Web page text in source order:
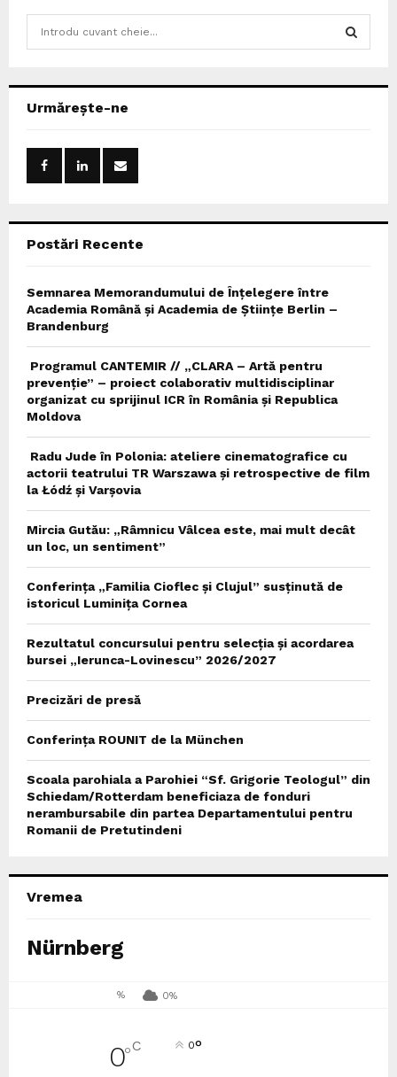
h
Urmărește-ne
Postări Recente
Semnarea Memorandumului de Înțelegere între
Academia Română și Academia de Științe Berlin –
Brandenburg
Programul CANTEMIR // „CLARA – Artă pentru
prevenție” – proiect colaborativ multidisciplinar
organizat cu sprijinul ICR în România și Republica
Moldova
Radu Jude în Polonia: ateliere cinematografice cu
actorii teatrului TR Warszawa și retrospective de film
la Łódź și Varșovia
Mircia Gutău: „Râmnicu Vâlcea este, mai mult decât
un loc, un sentiment”
Conferința „Familia Cioflec și Clujul” susținută de
istoricul Luminița Cornea
Rezultatul concursului pentru selecția și acordarea
bursei „Ierunca-Lovinescu” 2026/2027
Precizări de presă
Conferința ROUNIT de la München
Scoala parohiala a Parohiei “Sf. Grigorie Teologul” din
Schiedam/Rotterdam beneficiaza de fonduri
nerambursabile din partea Departamentului pentru
Romanii de Pretutindeni
Vremea
Nürnberg
% 0%
0°C 0°